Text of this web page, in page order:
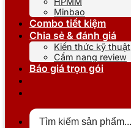
Minbao
Combo tiết kiệm
Chia sẻ & đánh giá
Kiến thức kỹ thuật
Cẩm nang review
Báo giá trọn gói